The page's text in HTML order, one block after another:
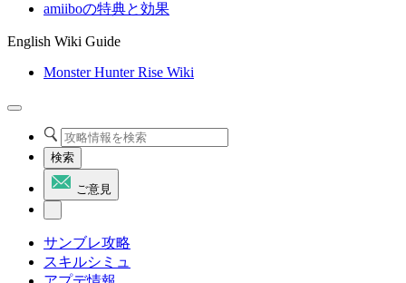
amiiboの特典と効果
English Wiki Guide
Monster Hunter Rise Wiki
検索
ご意見
サンブレ攻略
スキルシミュ